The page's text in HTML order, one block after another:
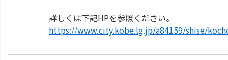
詳しくは下記HPを参照ください。
https://www.city.kobe.lg.jp/a84159/shise/